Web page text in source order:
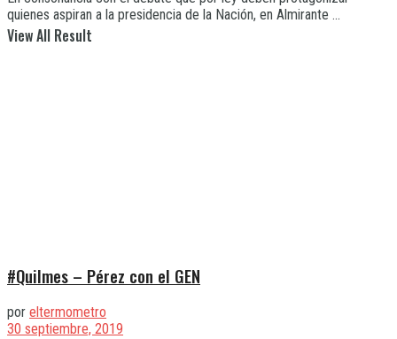
View All Result
quienes aspiran a la presidencia de la Nación, en Almirante ...
#Quilmes – Pérez con el GEN
por eltermometro
30 septiembre, 2019